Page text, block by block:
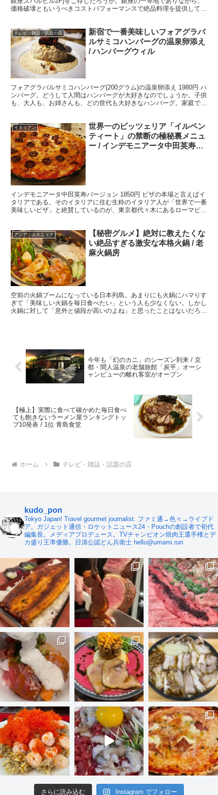
価格破壊ともいうべきコストパフォーマンスで絶品料理を提供してい
テレビ・雑誌・話題の店
新宿で一番美味しいフォアグラバ
ルサミコハンバーグの温泉卵添え
/ ハンバーグウィル
フォアグラバルサミコハンバーグ(200グラム)の温泉卵添え 1980円 ハ
ンバーグ。どうして人間はハンバーグが大好きなのでしょうか。子供
も、大人も、お姉さんも、どの世代も大好きなハンバーグ。家庭で食
イタリアン
世界一のピッツェリア「イルペン
ティート」の禁断の極秘裏メニュ
ー / インデモニアータ中田英寿バ
インデモニアータ中田英寿バージョン 1850円 ピザの本場と言えばイ
タリアである。そのイタリアに住む生粋のイタリア人が「世界で一番
美味しいピザ」と絶賛しているのが、東京都代々木にあるローマピザ
アジア・エスニック
【秘密グルメ】絶対に教えたくな
い絶品すぎる激安な本格火鍋 / 老
麻火鍋房
空前の火鍋ブームになっている日本列島。あまりにも火鍋にハマりす
ぎて「美味しい火鍋を毎日食べたい」という人も少なくない。しかし
火鍋に対して「意外と値段が高いのよね」と思ったことはないだろう
今年も「幻のカニ」のシーズン到来 / 京
都・間人温泉の老舗旅館「炭平」オーシ
ャンビューの離れ客室がオープン
【極上】実際に食べて確かめた毎日食べ
ても飽きないラーメン屋ランキングトッ
プ10発表 / 1位 青島食堂
ホーム テレビ・雑誌・話題の店
kudo_pon
Tokyo Japan! Travel gourmet journalist. ファミ通→色々→ライブド
ア。ガジェット通信・ロケットニュース24・Pouchの創設者で初代
編集長。メディアプロデュース。TVチャンピオン焼肉王選手権とデ
カ盛り王準優勝。日清公認どん兵衛士 hello@umami.run
さらに読み込む Instagram でフォロー